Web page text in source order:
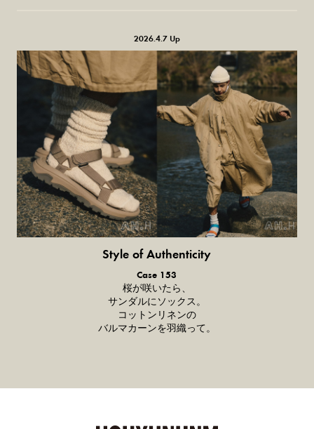
2026.4.7 Up
Style of Authenticity
普通の服、普通のスタイル。
Case 153
桜が咲いたら、
サンダルにソックス。
コットンリネンの
バルマカーンを羽織って。